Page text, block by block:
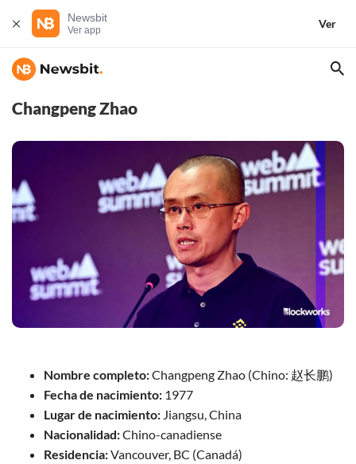
Newsbit
Ver app
Ver
Changpeng Zhao
Nombre completo:Changpeng Zhao (Chino: 赵长鹏)
Fecha de nacimiento: 1977
Lugar de nacimiento: Jiangsu, China
Nacionalidad:Chino-canadiense
Residencia:Vancouver, BC (Canadá)